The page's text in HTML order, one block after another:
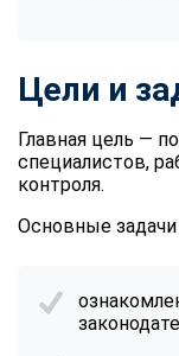
Цели и
Главная цель —
специалистов,
контроля.
Основные задачи